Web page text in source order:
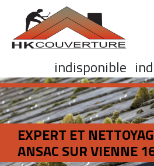
indisponible
EXPERT ET
ANSAC SUR VIENNE